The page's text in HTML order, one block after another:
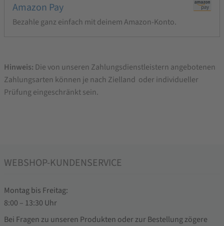
Amazon Pay
Bezahle ganz einfach mit deinem Amazon-Konto.
Hinweis: Die von unseren Zahlungsdienstleistern angebotenen
Zahlungsarten können je nach Zielland oder individueller
Prüfung eingeschränkt sein.
WEBSHOP-KUNDENSERVICE
Montag bis Freitag:
8:00 – 13:30 Uhr
Bei Fragen zu unseren Produkten oder zur Bestellung zögere